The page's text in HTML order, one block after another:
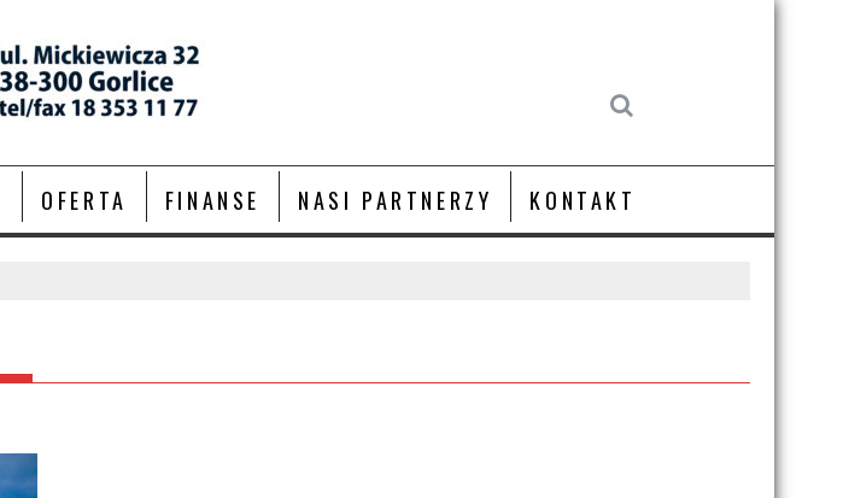
OFERTA FINANSE NASI PARTNERZY KONTAKT